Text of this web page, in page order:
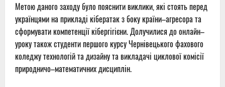
Метою даного заходу було пояснити виклики, які стоять перед
українцями на прикладі кібератак з боку країни–агресора та
сформувати компетенції кібергігієни. Долучилися до онлайн–
уроку також студенти першого курсу Чернівецького фахового
коледжу технологій та дизайну та викладачі циклової комісії
природничо–математичних дисциплін.